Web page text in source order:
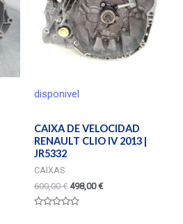
disponivel
CAIXA DE VELOCIDAD
RENAULT CLIO IV 2013 |
JR5332
CAIXAS
600,00€ 498,00€